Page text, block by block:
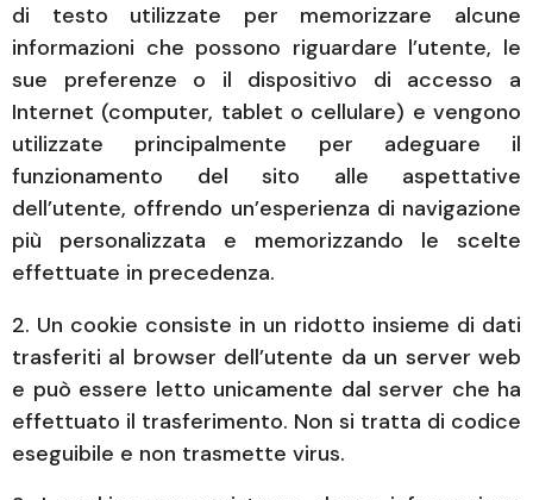
di testo utilizzate per memorizzare alcune
informazioni che possono riguardare l’utente, le
sue preferenze o il dispositivo di accesso a
Internet (computer, tablet o cellulare) e vengono
utilizzate principalmente per adeguare il
funzionamento del sito alle aspettative
dell’utente, offrendo un’esperienza di navigazione
più personalizzata e memorizzando le scelte
effettuate in precedenza.
2. Un cookie consiste in un ridotto insieme di dati
trasferiti al browser dell’utente da un server web
e può essere letto unicamente dal server che ha
effettuato il trasferimento. Non si tratta di codice
eseguibile e non trasmette virus.